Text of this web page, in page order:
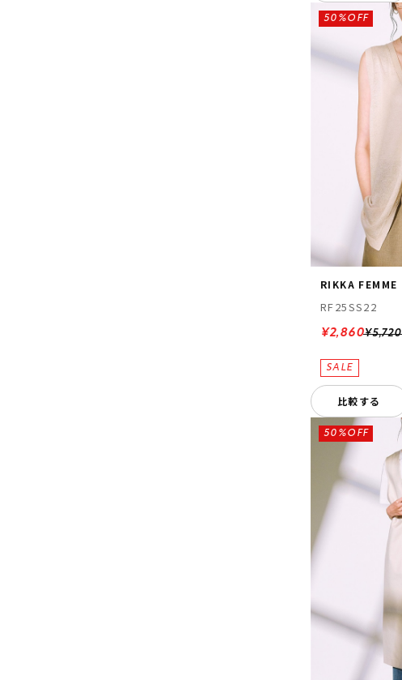
RIKKA FEMME
RF25SS22
¥5,720
50%OFF
¥2,860
比較する
50%OFF